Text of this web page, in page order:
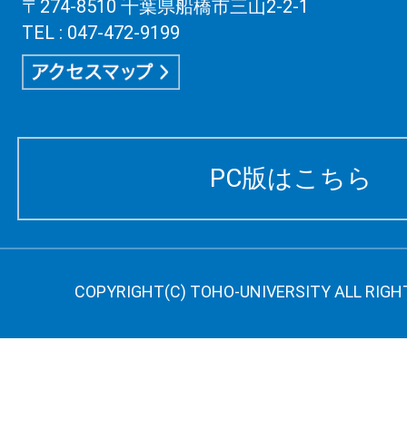
〒274-8510 千葉県船橋市三山2-2-1
TEL : 047-472-9199
PC版はこちら
COPYRIGHT(C) TOHO-UNIVERSITY ALL